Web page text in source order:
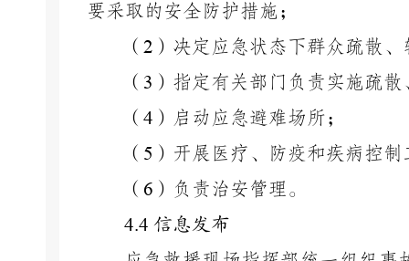
要采取的安全防护措施；
（ 2 ）决定应急状态下群众疏散
（ 3 ）指定有关部门负责实施疏散
（ 4 ）启动应急避难场所；
（ 5 ）开展医疗、防疫和疾病控制
（ 6 ）负责治安管理。
4.4 信息发布